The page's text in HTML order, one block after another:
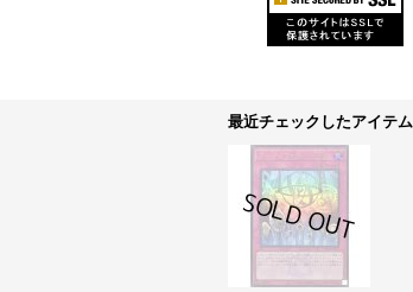
最近チェックしたアイテム